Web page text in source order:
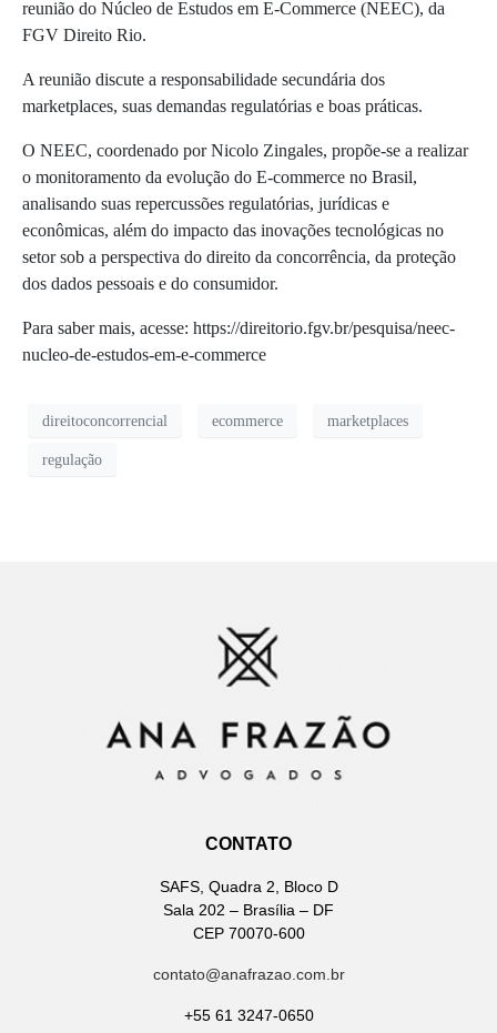
reunião do Núcleo de Estudos em E-Commerce (NEEC), da
FGV Direito Rio.
A reunião discute a responsabilidade secundária dos
marketplaces, suas demandas regulatórias e boas práticas.
O NEEC, coordenado por Nicolo Zingales, propõe-se a realizar
o monitoramento da evolução do E-commerce no Brasil,
analisando suas repercussões regulatórias, jurídicas e
econômicas, além do impacto das inovações tecnológicas no
setor sob a perspectiva do direito da concorrência, da proteção
dos dados pessoais e do consumidor.
Para saber mais, acesse: https://direitorio.fgv.br/pesquisa/neec-
nucleo-de-estudos-em-e-commerce
direitoconcorrencial ecommerce marketplaces
regulação
CONTATO
SAFS, Quadra 2, Bloco D
Sala 202 – Brasília – DF
CEP 70070-600
contato@anafrazao.com.br
+55 61 3247-0650